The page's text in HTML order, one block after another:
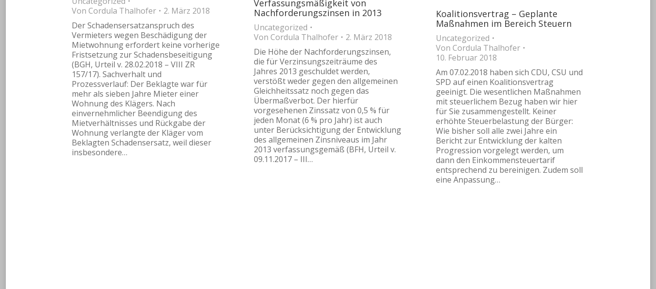
Von Cordula Thalhofer
2. März 2018
Der Schadensersatzanspruch des
Vermieters wegen Beschädigung der
Mietwohnung erfordert keine vorherige
Fristsetzung zur Schadensbeseitigung
(BGH, Urteil v. 28.02.2018 – VIII ZR
157/17). Sachverhalt und
Prozessverlauf: Der Beklagte war für
mehr als sieben Jahre Mieter einer
Wohnung des Klägers. Nach
einvernehmlicher Beendigung des
Mietverhältnisses und Rückgabe der
Wohnung verlangte der Kläger vom
Beklagten Schadensersatz, weil dieser
insbesondere…
Verfassungsmäßigkeit von
Nachforderungszinsen in 2013
Uncategorized
Von Cordula Thalhofer
2. März 2018
Die Höhe der Nachforderungszinsen,
die für Verzinsungszeiträume des
Jahres 2013 geschuldet werden,
verstößt weder gegen den allgemeinen
Gleichheitssatz noch gegen das
Übermaßverbot. Der hierfür
vorgesehenen Zinssatz von 0,5 % für
jeden Monat (6 % pro Jahr) ist auch
unter Berücksichtigung der Entwicklung
des allgemeinen Zinsniveaus im Jahr
2013 verfassungsgemäß (BFH, Urteil v.
09.11.2017 – III…
Koalitionsvertrag – Geplante
Maßnahmen im Bereich Steuern
Uncategorized
Von Cordula Thalhofer
10. Februar 2018
Am 07.02.2018 haben sich CDU, CSU und
SPD auf einen Koalitionsvertrag
geeinigt. Die wesentlichen Maßnahmen
mit steuerlichem Bezug haben wir hier
für Sie zusammengestellt. Keiner
erhöhte Steuerbelastung der Bürger:
Wie bisher soll alle zwei Jahre ein
Bericht zur Entwicklung der kalten
Progression vorgelegt werden, um
dann den Einkommensteuertarif
entsprechend zu bereinigen. Zudem soll
eine Anpassung…